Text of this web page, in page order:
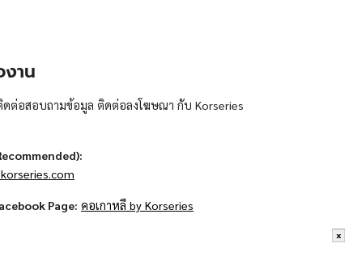
x
าน
ดต่อสอบถามข้อมูล ติดต่อลงโฆษณา กับ Korseries
Page: คอเกาหลี by Korseries